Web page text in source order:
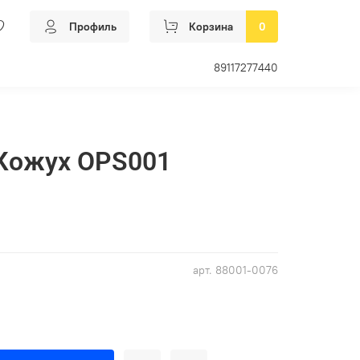
Профиль Корзина 0
89117277440
арт. 88001-0076
OPS001